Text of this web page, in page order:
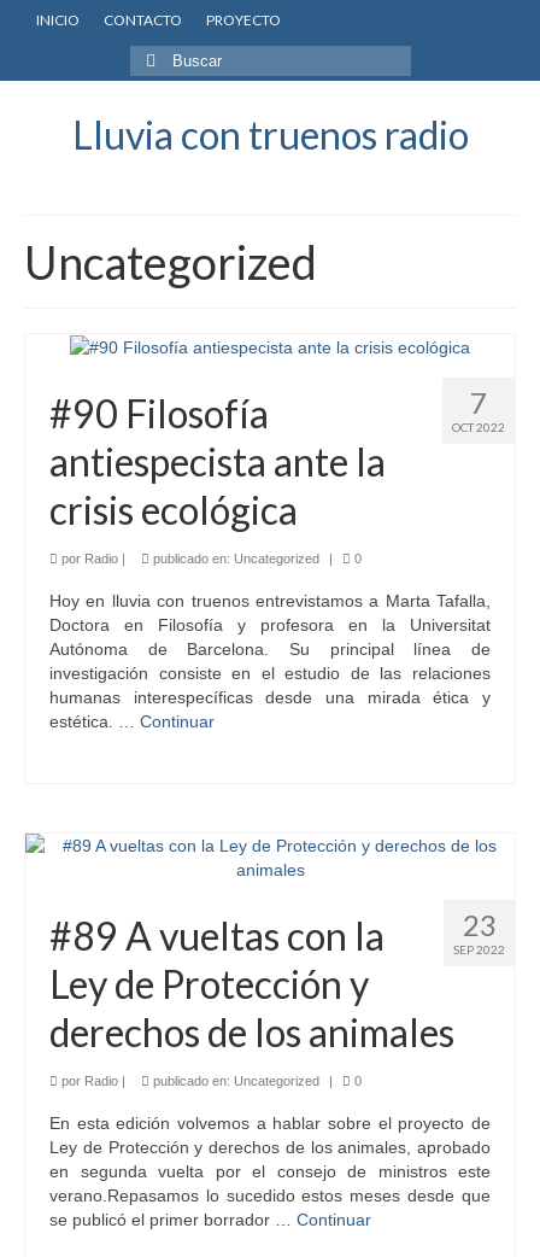
INICIO CONTACTO PROYECTO
Buscar
por:
Lluvia con truenos radio
Uncategorized
7
OCT 2022
#90 Filosofía
antiespecista ante la
crisis ecológica
por Radio publicado en: Uncategorized 0
Hoy en lluvia con truenos entrevistamos a Marta Tafalla,
Doctora en Filosofía y profesora en la Universitat
Autónoma de Barcelona. Su principal línea de
investigación consiste en el estudio de las relaciones
humanas interespecíficas desde una mirada ética y
estética. … Continuar
23
SEP 2022
#89 A vueltas con la
Ley de Protección y
derechos de los animales
por Radio publicado en: Uncategorized 0
En esta edición volvemos a hablar sobre el proyecto de
Ley de Protección y derechos de los animales, aprobado
en segunda vuelta por el consejo de ministros este
verano.Repasamos lo sucedido estos meses desde que
se publicó el primer borrador … Continuar